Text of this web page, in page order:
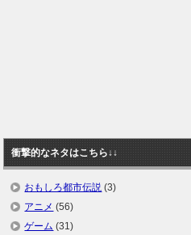
衝撃的なネタはこちら↓↓
おもしろ都市伝説 (3)
アニメ (56)
ゲーム (31)